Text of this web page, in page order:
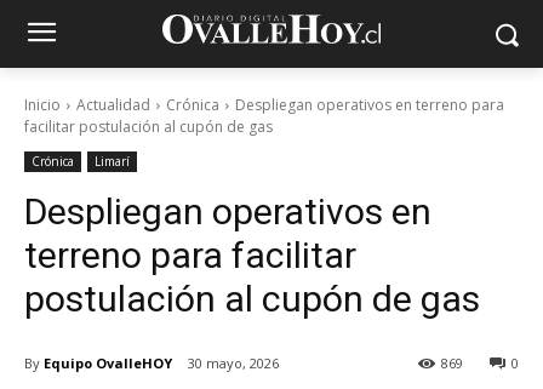
Inicio Actualidad Crónica
Despliegan operativos en terreno para
facilitar postulación al cupón de gas
Crónica Limarí
Despliegan operativos en
terreno para facilitar
postulación al cupón de gas
By Equipo OvalleHOY 30 mayo, 2026 0
869